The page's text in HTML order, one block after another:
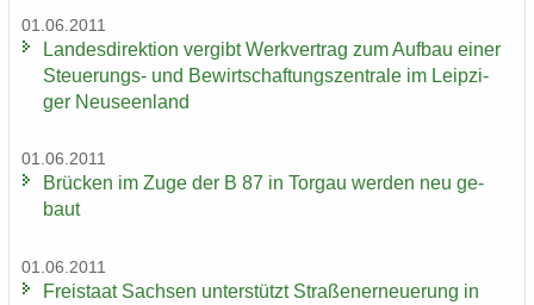
01.06.2011
Lan­des­di­rek­ti­on ver­gibt Werk­ver­trag zum Auf­bau einer
Steuerungs-​ und Be­wirt­schaf­tungs­zen­tra­le im Leip­zi­
ger Neu­seen­land
01.06.2011
Brü­cken im Zuge der B 87 in Tor­gau wer­den neu ge­
baut
01.06.2011
Frei­staat Sach­sen un­ter­stützt Stra­ßen­er­neue­rung in